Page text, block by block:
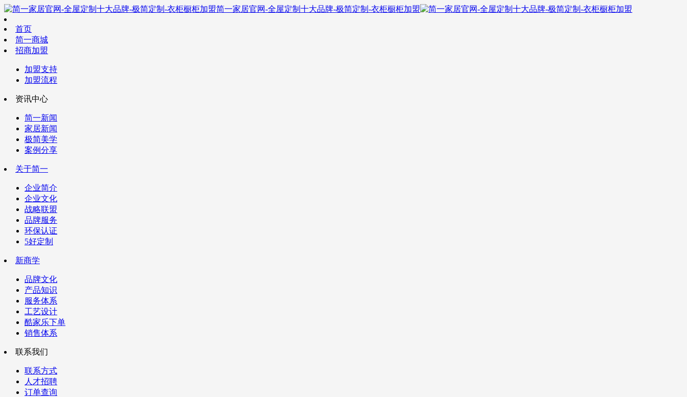
简一家居官网-全屋定制十大品牌-极简定制-衣柜橱柜加盟
首页
简一商城
招商加盟
加盟支持
加盟流程
资讯中心
简一新闻
家居新闻
极简美学
案例分享
关于简一
企业简介
企业文化
战略联盟
品牌服务
环保认证
5好定制
新商学
品牌文化
产品知识
服务体系
工艺设计
酷家乐下单
销售体系
联系我们
联系方式
人才招聘
订单查询